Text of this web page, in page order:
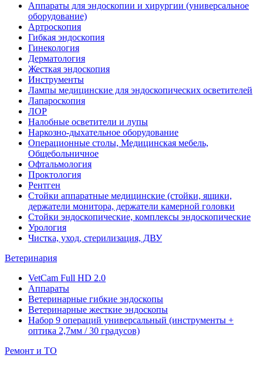
Аппараты для эндоскопии и хирургии (универсальное
оборудование)
Артроскопия
Гибкая эндоскопия
Гинекология
Дерматология
Жесткая эндоскопия
Инструменты
Лампы медицинские для эндоскопических осветителей
Лапароскопия
ЛОР
Налобные осветители и лупы
Наркозно-дыхательное оборудование
Операционные столы, Медицинская мебель,
Общебольничное
Офтальмология
Проктология
Рентген
Стойки аппаратные медицинские (стойки, ящики,
держатели монитора, держатели камерной головки
Стойки эндоскопические, комплексы эндоскопические
Урология
Чистка, уход, стерилизация, ДВУ
Ветеринария
VetCam Full HD 2.0
Аппараты
Ветеринарные гибкие эндоскопы
Ветеринарные жесткие эндоскопы
Набор 9 операций универсальный (инструменты +
оптика 2,7мм / 30 градусов)
Ремонт и ТО